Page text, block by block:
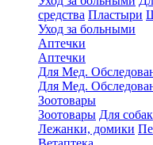
средства Пластыри
Уход за больными
Аптечки
Аптечки
Для Мед.
Для Мед.
Зоотовары
Зоотовары Для собак
Лежанки, домики